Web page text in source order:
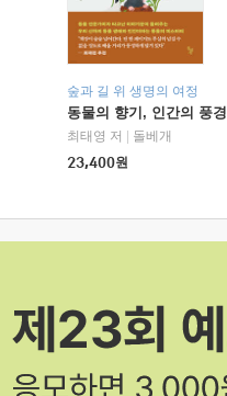
숲과 길 위 생명의 여정
동물의 향기, 인간의 풍경
최태영 저
돌베개
23,400원